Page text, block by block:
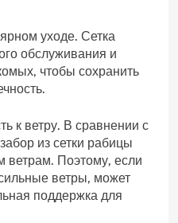
уходе. Сетка
обслуживания и
чтобы сохранить
к ветру. В сравнении с
из сетки рабицы
ветрам. Поэтому, если
ветры, может
поддержка для